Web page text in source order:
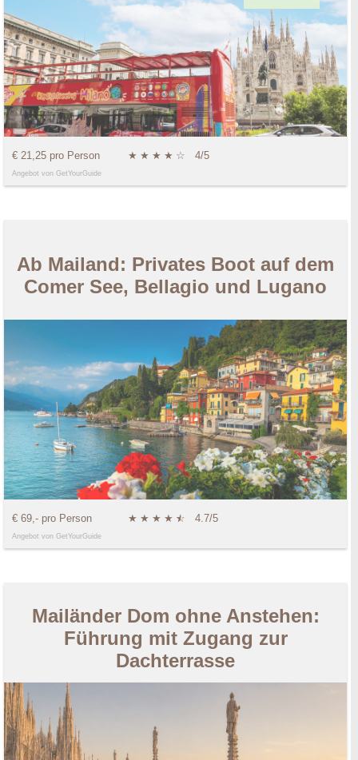
€ 21,25 pro Person ★ ★ ★ ★ ☆ 4/5
Angebot von GetYourGuide
Ab Mailand: Privates Boot auf dem
Comer See, Bellagio und Lugano
€ 69,- pro Person ★ ★ ★ ★ ★
☆ 4.7/5
Angebot von GetYourGuide
Mailänder Dom ohne Anstehen:
Führung mit Zugang zur
Dachterrasse